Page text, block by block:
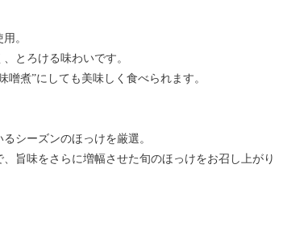
。
とろける味わいです。
煮”にしても美味しく食べられます。
シーズンのほっけを厳選。
旨味をさらに増幅させた旬のほっけをお召し上がり